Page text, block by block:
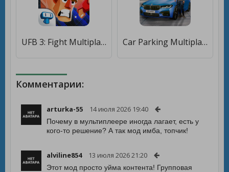
UFB 3: Fight Multiplayer Games [Много монет] Car Parking Multiplayer [Много монет]
Комментарии:
arturka-55 14 июля 2026 19:40
Почему в мультиплеере иногда лагает, есть у
кого-то решение? А так мод имба, топчик!
alviline854 13 июля 2026 21:20
Этот мод просто уйма контента! Групповая